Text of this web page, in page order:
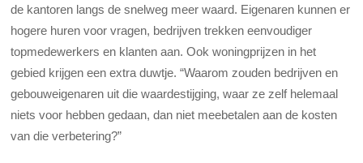
de kantoren langs de snelweg meer waard. Eigenaren kunnen er
hogere huren voor vragen, bedrijven trekken eenvoudiger
topmedewerkers en klanten aan. Ook woningprijzen in het
gebied krijgen een extra duwtje. “Waarom zouden bedrijven en
gebouweigenaren uit die waardestijging, waar ze zelf helemaal
niets voor hebben gedaan, dan niet meebetalen aan de kosten
van die verbetering?”